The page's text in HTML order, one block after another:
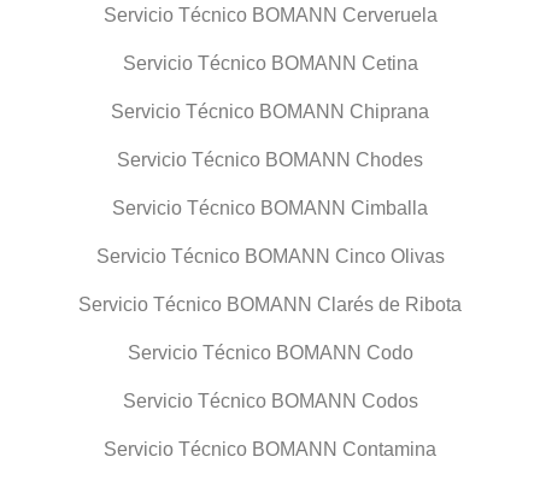
Servicio Técnico BOMANN Cerveruela
Servicio Técnico BOMANN Cetina
Servicio Técnico BOMANN Chiprana
Servicio Técnico BOMANN Chodes
Servicio Técnico BOMANN Cimballa
Servicio Técnico BOMANN Cinco Olivas
Servicio Técnico BOMANN Clarés de Ribota
Servicio Técnico BOMANN Codo
Servicio Técnico BOMANN Codos
Servicio Técnico BOMANN Contamina